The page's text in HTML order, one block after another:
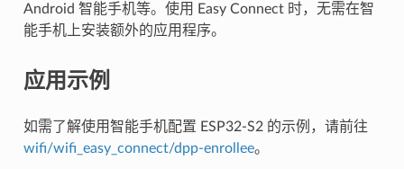
Android 智能手机等。使用 Easy Connect 时，无需在智
能手机上安装额外的应用程序。
应用示例
如需了解使用智能手机配置 ESP32-S2 的示例，请前往
wifi/wifi_easy_connect/dpp-enrollee。